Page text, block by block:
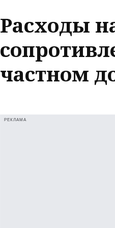
Расходы
частном
РЕКЛАМА